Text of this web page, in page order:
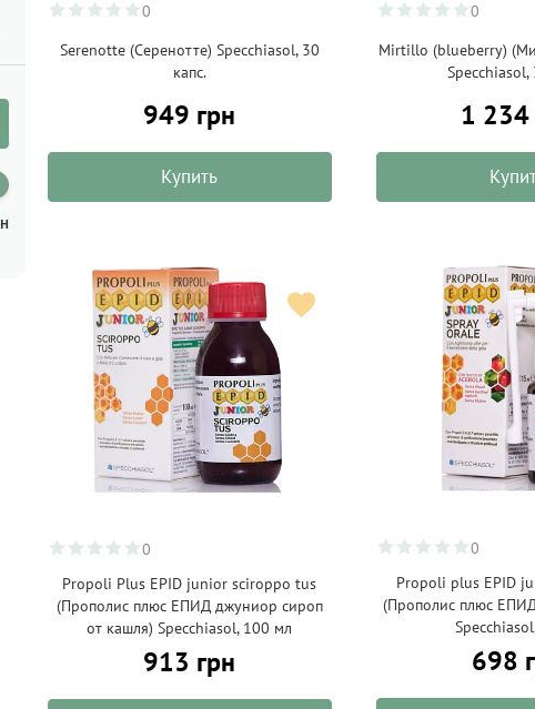
0
Serenotte (Серенотте) Specchiasol, 30
капс.
949 грн
Купить
0
Mirtillo (blueberry)
Specchiasol,
1 234
0
Propoli Plus EPID junior sciroppo tus
(Прополис плюс ЕПИД джуниор сироп
от кашля) Specchiasol, 100 мл
913 грн
0
Propoli plus EPID
(Прополис плюс
698